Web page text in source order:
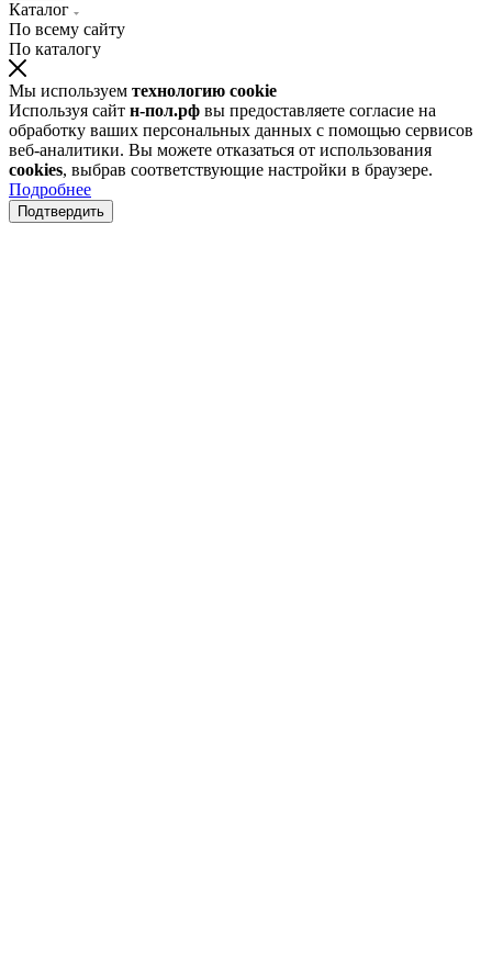
Каталог
По всему сайту
По каталогу
Мы используем технологию cookie
Используя сайт н-пол.рф вы предоставляете согласие на
обработку ваших персональных данных с помощью сервисов
веб-аналитики. Вы можете отказаться от использования
cookies, выбрав соответствующие настройки в браузере.
Подробнее
Подтвердить